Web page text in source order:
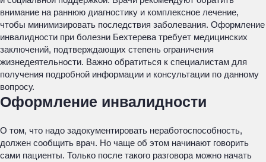
внимание на раннюю диагностику и комплексное лечение,
чтобы минимизировать последствия заболевания. Оформление
инвалидности при болезни Бехтерева требует медицинских
заключений, подтверждающих степень ограничения
жизнедеятельности. Важно обратиться к специалистам для
получения подробной информации и консультации по данному
вопросу.
Оформление инвалидности
О том, что надо задокументировать неработоспособность,
должен сообщить врач. Но чаще об этом начинают говорить
сами пациенты. Только после такого разговора можно начать